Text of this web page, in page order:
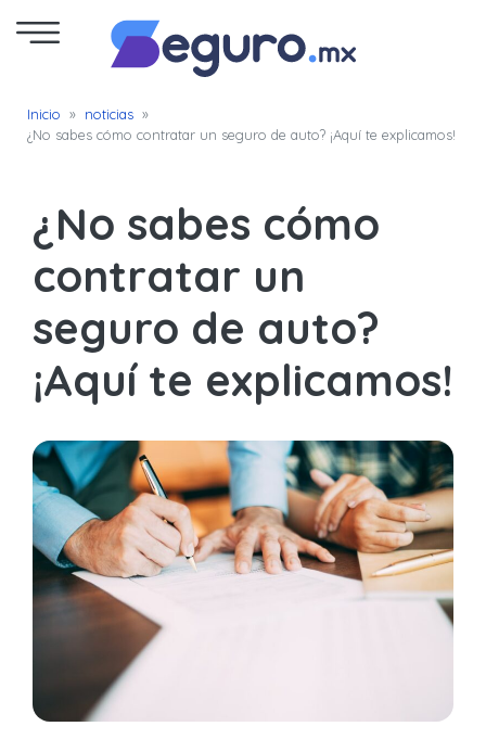
Seguro
de
Seguro
para
Motos
Cotizar
para
Uber
–
Chofer
Seguro
de
Inicio » noticias »
¿No sabes cómo contratar un seguro de auto? ¡Aquí te explicamos!
¿No sabes cómo
contratar un
seguro de auto?
¡Aquí te explicamos!